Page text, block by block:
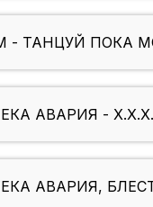
ТАНЦУЙ ПОКА
АВАРИЯ -
АВАРИЯ,